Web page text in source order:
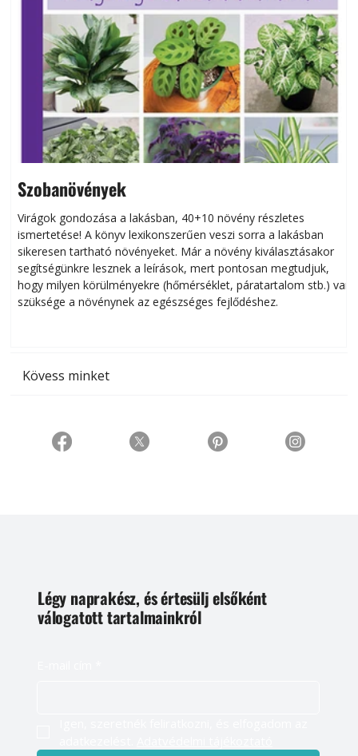
Szobanövények
Virágok gondozása a lakásban, 40+10 növény részletes
ismertetése! A könyv lexikonszerűen veszi sorra a lakásban
sikeresen tart­ha­tó növényeket. Már a növény kiválasztásakor
segítségünkre lesznek a leírások, mert pontosan megtudjuk,
hogy milyen körülményekre (hőmérséklet, páratartalom stb.) van
szüksége a növénynek az egészséges fejlődéshez.
Kövess minket
Légy naprakész, és értesülj elsőként
válogatott tartalmainkról